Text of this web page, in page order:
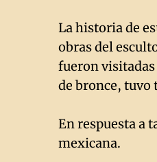
La historia de
obras del
fueron visitadas
de bronce, tuvo
En respuesta a
mexicana.